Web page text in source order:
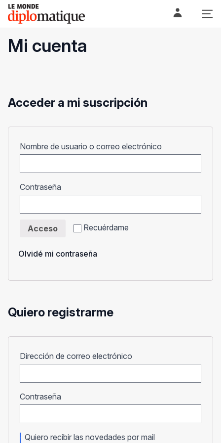
Skip
content
Le monde diplomatique
Mi cuenta
Acceder a mi suscripción
Nombre de usuario o correo electrónico
Contraseña
Recuérdame
Acceso
Olvidé mi contraseña
Quiero registrarme
Dirección de correo electrónico
Contraseña
Quiero recibir las novedades por mail